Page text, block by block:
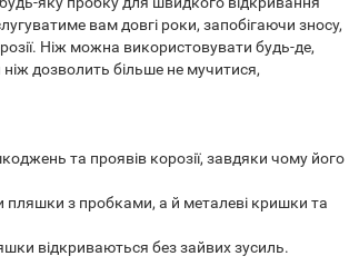
вам довгі роки, запобігаючи зносу,
Ніж можна використовувати будь-де,
дозволить більше не мучитися,
та проявів корозії, завдяки чому його
пляшки з пробками, а й металеві кришки та
відкриваються без зайвих зусиль.